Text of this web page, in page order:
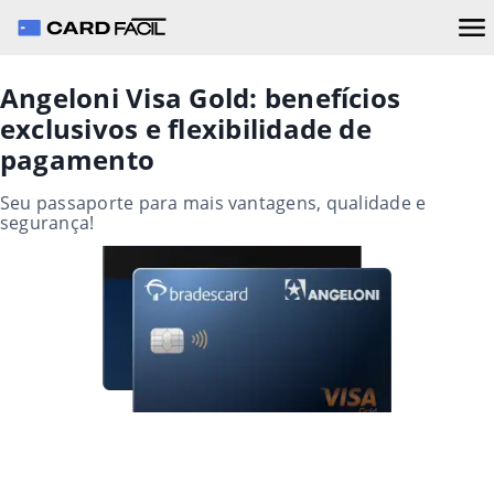
Angeloni Visa Gold: benefícios
exclusivos e flexibilidade de
pagamento
Seu passaporte para mais vantagens, qualidade e
segurança!